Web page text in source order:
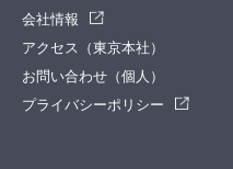
会社情報
アクセス（東京本社）
お問い合わせ（個人）
プライバシーポリシー